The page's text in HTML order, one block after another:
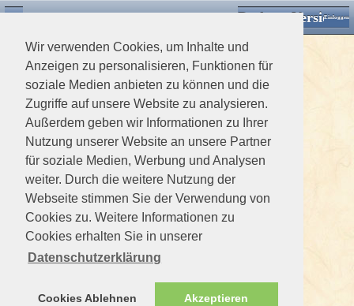
Wir verwenden Cookies, um Inhalte und
Anzeigen zu personalisieren, Funktionen für
soziale Medien anbieten zu können und die
Zugriffe auf unsere Website zu analysieren.
Außerdem geben wir Informationen zu Ihrer
Nutzung unserer Website an unsere Partner
für soziale Medien, Werbung und Analysen
weiter. Durch die weitere Nutzung der
Webseite stimmen Sie der Verwendung von
Cookies zu. Weitere Informationen zu
Cookies erhalten Sie in unserer
Datenschutzerklärung
Cookies Ablehnen Akzeptieren
Desktop VersionEinloggen